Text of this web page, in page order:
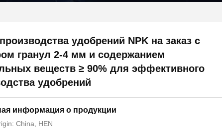
удобрений NPK на заказ с
гранул 2-4 мм и содержанием
веществ ≥ 90% для эффективного
удобрений
информация о продукции
China, HEN